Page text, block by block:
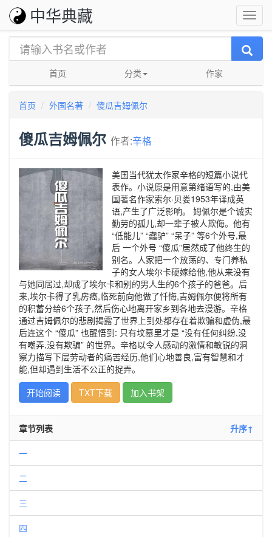
中华典藏
首页 分类 作家
首页 外国名著 傻瓜吉姆佩尔
傻瓜吉姆佩尔 作者:辛格
美国当代犹太作家辛格的短篇小说代
表作。小说原是用意第绪语写的,由美
国著名作家索尔·贝娄1953年译成英
语,产生了广泛影响。 姆佩尔是个诚实
勤劳的孤儿,却一辈子被人欺侮。他有
“低能儿” “蠢驴” “呆子” 等6个外号,最
后 一个外号 “傻瓜”居然成了他终生的
别名。人家把一个放荡的、专门养私
子的女人埃尔卡硬嫁给他,他从来没有
与她同居过,却成了埃尔卡和别的男人生的6个孩子的爸爸。后
来,埃尔卡得了乳房癌,临死前向他做了忏悔,吉姆佩尔便将所有
的积蓄分给6个孩子,然后伤心地离开家乡到各地去漫游。辛格
通过吉姆佩尔的悲剧揭露了世界上到处都存在着欺骗和虚伪,最
后连这个 “傻瓜” 也醒悟到: 只有坟墓里才是 “没有任何纠纷,没
有嘲弄,没有欺骗” 的世界。辛格以令人感动的激情和敏锐的洞
察力描写下层劳动者的痛苦经历,他们心地善良,富有智慧和才
能,但却遇到生活不公正的捉弄。
开始阅读
TXT下载 加入书架
章节列表 升序↑
一
二
三
四